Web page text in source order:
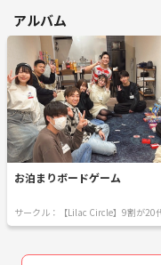
アルバム
お泊まりボードゲーム
サークル：【Lilac Circle】9割が20
みんなでBBQやスポーツやボドゲ